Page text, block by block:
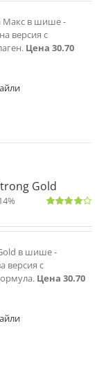
Макс в шише -
версия с
Цена 30.70
Gold
в шише -
версия с
Цена 30.70